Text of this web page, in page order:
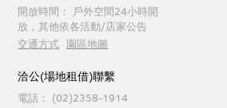
開放時間：
戶外空間24小時開
放，其他依各活動/店家公告
交通方式 園區地圖
洽公(場地租借)聯繫
電話： (02)2358-1914